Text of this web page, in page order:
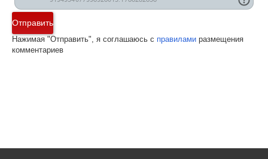
Отправить
Нажимая "Отправить", я соглашаюсь с правилами размещения
комментариев